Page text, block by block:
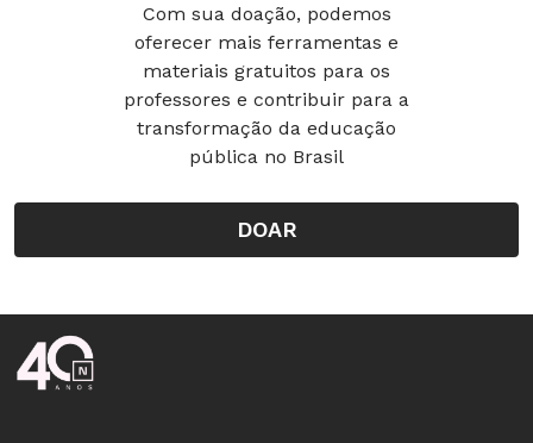
Com sua doação, podemos
oferecer mais ferramentas e
materiais gratuitos para os
professores e contribuir para a
transformação da educação
pública no Brasil
DOAR
Rodapé da Nova Escola